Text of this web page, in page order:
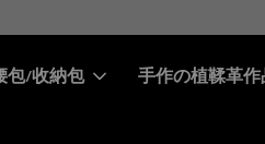
包/收納包 手作の植鞣革作